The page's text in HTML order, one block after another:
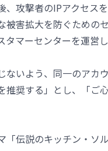
攻撃者のIPアクセス
害拡大を防ぐための
マーセンターを運営
ないよう、同一のアカ
推奨する」とし、「ご
「伝説のキッチン・ソ